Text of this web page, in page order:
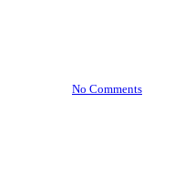
No Comments